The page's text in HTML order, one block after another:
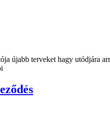
újabb terveket hagy utódjára